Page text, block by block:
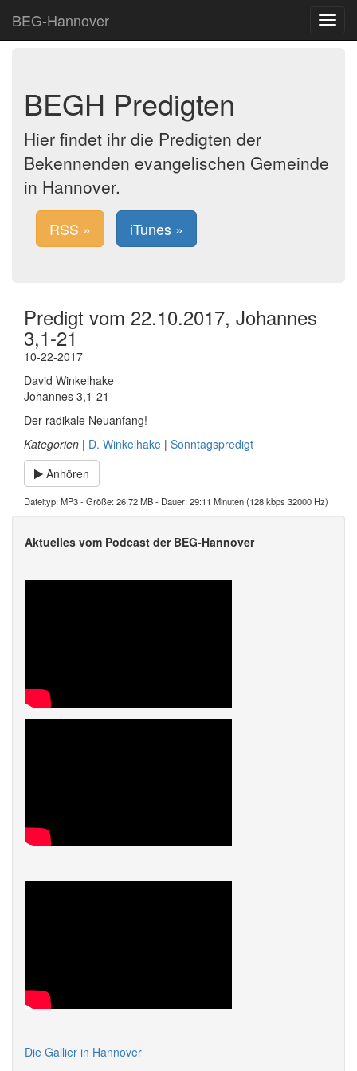
BEG-Hannover
Toggle
BEGH Predigten
Hier findet ihr die Predigten der
Bekennenden evangelischen Gemeinde
in Hannover.
RSS » iTunes »
Predigt vom 22.10.2017, Johannes
3,1-21
10-22-2017
David Winkelhake
Johannes 3,1-21
Der radikale Neuanfang!
Kategorien | D. Winkelhake | Sonntagspredigt
Anhören
Dateityp: MP3 - Größe: 26,72 MB - Dauer: 29:11 Minuten (128 kbps 32000 Hz)
Aktuelles vom Podcast der BEG-Hannover
Die Gallier in Hannover